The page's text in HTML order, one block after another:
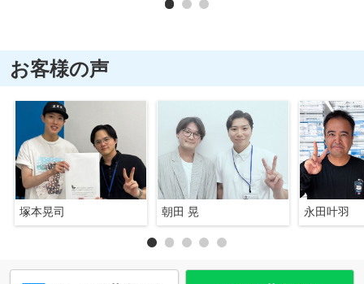
お客様の声
塚本晃司 朝田 晃 永田叶羽